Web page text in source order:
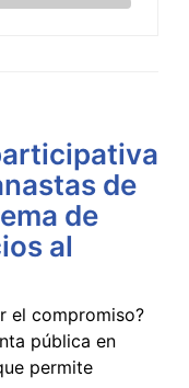
de
de
al
el compromiso?
pública en
permite